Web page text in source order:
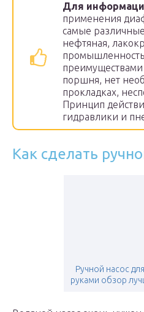
Для
применения
самые
нефтяная,
преимуществами
поршня, нет
прокладках,
Принцип
гидравлики и
Как сделать
Ручной насос
руками обзор